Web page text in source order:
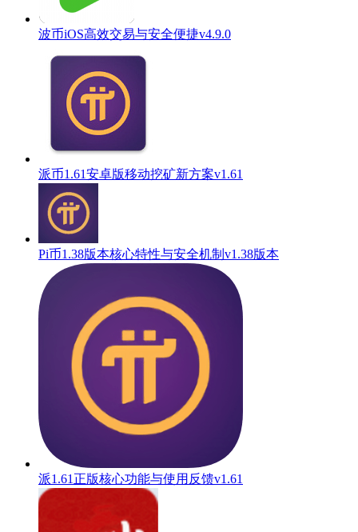
波币iOS高效交易与安全便捷v4.9.0
派币1.61安卓版移动挖矿新方案v1.61
Pi币1.38版本核心特性与安全机制v1.38版本
派1.61正版核心功能与使用反馈v1.61